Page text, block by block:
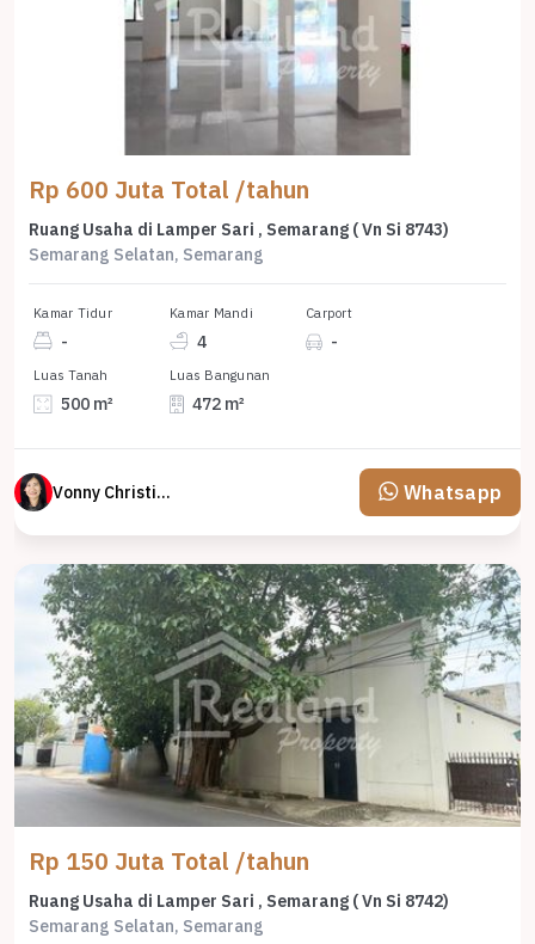
Rp 600 Juta Total /tahun
Ruang Usaha di Lamper Sari , Semarang ( Vn Si 8743)
Semarang Selatan, Semarang
Kamar Tidur
-
Kamar Mandi
4
Carport
-
Luas Tanah
500 m²
Luas Bangunan
472 m²
Vonny Christina Whatsapp
Rp 150 Juta Total /tahun
Ruang Usaha di Lamper Sari , Semarang ( Vn Si 8742)
Semarang Selatan, Semarang